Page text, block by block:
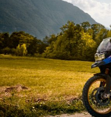
Sport
Tour
Heritage